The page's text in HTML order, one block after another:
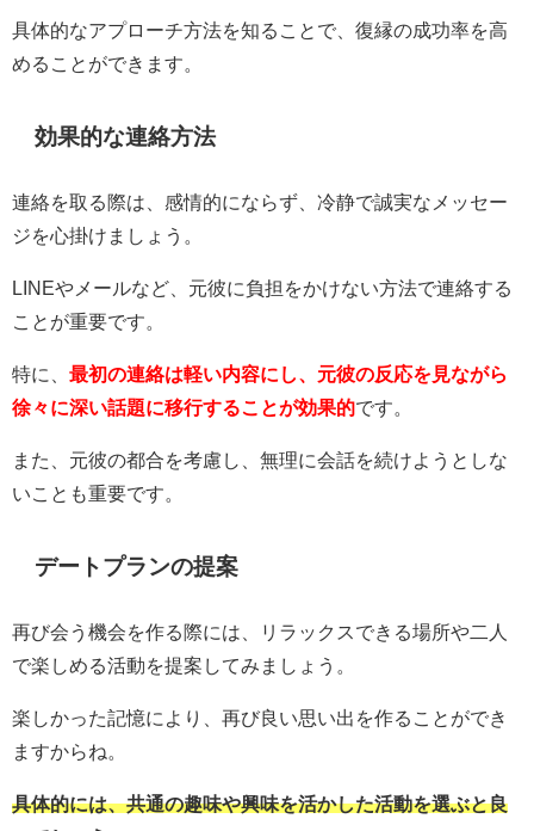
具体的なアプローチ方法を知ることで、復縁の成功率を高
めることができます。
効果的な連絡方法
連絡を取る際は、感情的にならず、冷静で誠実なメッセー
ジを心掛けましょう。
LINEやメールなど、元彼に負担をかけない方法で連絡する
ことが重要です。
特に、 最初の連絡は軽い内容にし、元彼の反応を見ながら
徐々に深い話題に移行することが効果的です。
また、元彼の都合を考慮し、無理に会話を続けようとしな
いことも重要です。
デートプランの提案
再び会う機会を作る際には、リラックスできる場所や二人
で楽しめる活動を提案してみましょう。
楽しかった記憶により、再び良い思い出を作ることができ
ますからね。
具体的には、共通の趣味や興味を活かした活動を選ぶと良